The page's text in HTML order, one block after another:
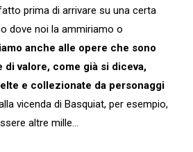
prima di arrivare su una certa
dove noi la ammiriamo o
anche alle opere che sono
di valore, come già si diceva,
e collezionate da personaggi
vicenda di Basquiat, per esempio,
altre mille…